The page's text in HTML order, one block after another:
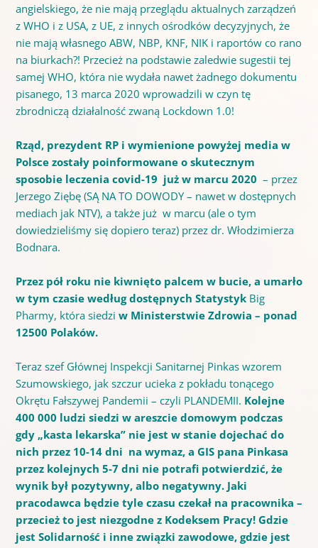
angielskiego, że nie mają przeglądu aktualnych zarządzeń
z WHO i z USA, z UE, z innych ośrodków decyzyjnych, że
nie mają własnego ABW, NBP, KNF, NIK i raportów co rano
na biurkach?! Przecież na podstawie zaledwie sugestii tej
samej WHO, która nie wydała nawet żadnego dokumentu
pisanego, 13 marca 2020 wprowadzili w czyn tę
zbrodniczą działalność zwaną Lockdown 1.0!
Rząd, prezydent RP i wymienione powyżej media w
Polsce zostały poinformowane o skutecznym
sposobie leczenia covid-19 już w marcu 2020 – przez
Jerzego Ziębę (SĄ NA TO DOWODY – nawet w dostępnych
mediach jak NTV), a także już w marcu (ale o tym
dowiedzieliśmy się dopiero teraz) przez dr. Włodzimierza
Bodnara.
Przez pół roku nie kiwnięto palcem w bucie, a umarło
w tym czasie według dostępnych StatystykBig
Pharmy, która siedzi w Ministerstwie Zdrowia – ponad
12500 Polaków.
Teraz szef Głównej Inspekcji Sanitarnej Pinkas wzorem
Szumowskiego, jak szczur ucieka z pokładu tonącego
Okrętu Fałszywej Pandemii – czyli PLANDEMII. Kolejne
400 000 ludzi siedzi w areszcie domowym podczas
gdy „kasta lekarska” nie jest w stanie dojechać do
nich przez 10-14 dni na wymaz, a GIS pana Pinkasa
przez kolejnych 5-7 dni nie potrafi potwierdzić, że
wynik był pozytywny, albo negatywny. Jaki
pracodawca będzie tyle czasu czekał na pracownika –
przecież to jest niezgodne z Kodeksem Pracy! Gdzie
jest Solidarność i inne związki zawodowe, gdzie jest